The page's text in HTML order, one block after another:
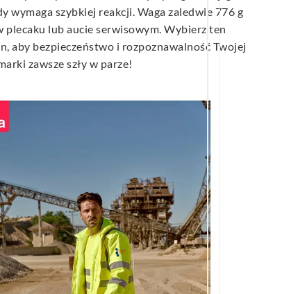
wymaga szybkiej reakcji. Waga zaledwie 776 g
plecaku lub aucie serwisowym. Wybierz ten
aby bezpieczeństwo i rozpoznawalność Twojej
zawsze szły w parze!